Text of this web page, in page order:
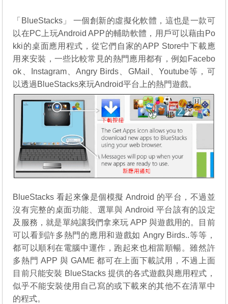
「BlueStacks」 一個創新的虛擬化軟體，這也是一款可
以在PC上玩Android APP的輔助軟體，用戶可以藉由Po
kki的桌面應用程式，從它們自家的APP Store中下載應
用來安裝，一些比較常見的熱門應用都有，例如Facebo
ok、Instagram、Angry Birds、GMail、Youtube等，可
以透過BlueStacks來玩Android平台上的熱門遊戲。
BlueStacks 看起來像是個模擬 Android 的平台，不過並
沒有完整的桌面功能、選單與 Android 平台該有的設定
及服務，就是單純讓我們拿來玩 APP 與遊戲用的。目前
可以看到許多熱門的應用和遊戲如 Angry Birds..等等，
都可以順利在電腦中運作，跑起來也相當順暢。雖然許
多熱門 APP 與 GAME 都可在上面下載試用，不過上面
目前只能安裝 BlueStacks 提供的各式遊戲與應用程式，
似乎不能安裝使用自己寫的或下載來的其他不在清單中
的程式。